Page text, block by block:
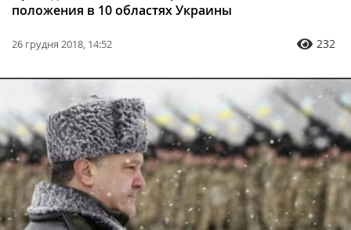
положения в 10 областях Украины
26 грудня 2018, 14:52 232